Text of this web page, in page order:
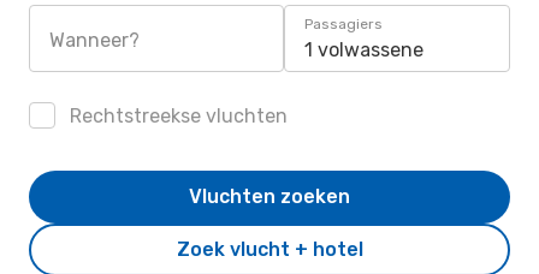
Wanneer?
Passagiers
1 volwassene
Rechtstreekse vluchten
Zoek vlucht + hotel
Vluchten zoeken